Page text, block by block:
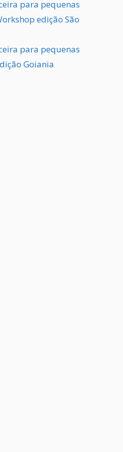
para pequenas
edição São
para pequenas
Goiania